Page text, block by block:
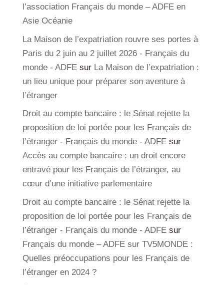
l’association Français du monde – ADFE en
Asie Océanie
La Maison de l’expatriation rouvre ses portes à
Paris du 2 juin au 2 juillet 2026 - Français du
monde - ADFEsur La Maison de l’expatriation :
un lieu unique pour préparer son aventure à
l’étranger
Droit au compte bancaire : le Sénat rejette la
proposition de loi portée pour les Français de
l’étranger - Français du monde - ADFEsur
Accès au compte bancaire : un droit encore
entravé pour les Français de l’étranger, au
cœur d’une initiative parlementaire
Droit au compte bancaire : le Sénat rejette la
proposition de loi portée pour les Français de
l’étranger - Français du monde - ADFEsur
Français du monde – ADFE sur TV5MONDE :
Quelles préoccupations pour les Français de
l’étranger en 2024 ?